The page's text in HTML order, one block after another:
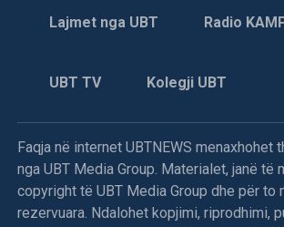
Skënderajt, me pretekst të kërkimit të
8 gusht 1998
Në Vraniq të Dushkajës forcat serbe
shqiptarë
Lajmet nga UBT Radio
UBT TV Kolegji UBT
Faqja në internet UBTNEWS menaxhohet
nga UBT Media Group. Materialet, janë të
copyright të UBT Media Group dhe për to
rezervuara. Ndalohet kopjimi, riprodhimi,